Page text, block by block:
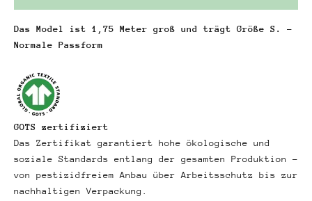
Das Model ist 1,75 Meter groß und trägt Größe S. -
Normale Passform
GOTS zertifiziert
Das Zertifikat garantiert hohe ökologische und
soziale Standards entlang der gesamten Produktion –
von pestizidfreiem Anbau über Arbeitsschutz bis zur
nachhaltigen Verpackung.